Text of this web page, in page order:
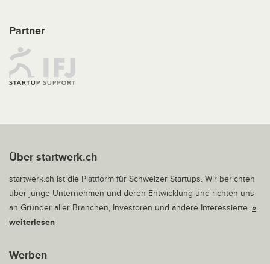
Partner
Über startwerk.ch
startwerk.ch ist die Plattform für Schweizer Startups. Wir berichten
über junge Unternehmen und deren Entwicklung und richten uns
an Gründer aller Branchen, Investoren und andere Interessierte. »
weiterlesen
Werben